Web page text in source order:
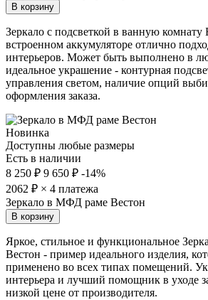
В корзину
Зеркало с подсветкой в ванную комнату
встроенном аккумуляторе отлично
интерьеров. Может быть выполнено в
идеальное украшение - контурная
управления светом, наличие опций
оформления заказа.
Новинка
Доступны любые размеры
Есть в наличии
8 250 ₽ 9 650 ₽ -14%
2062 ₽ × 4 платежа
Зеркало в МФД раме Вестон
В корзину
Яркое, стильное и функциональное
Вестон - пример идеального изделия,
применено во всех типах помещений.
интерьера и лучший помощник в уходе
низкой цене от производителя.